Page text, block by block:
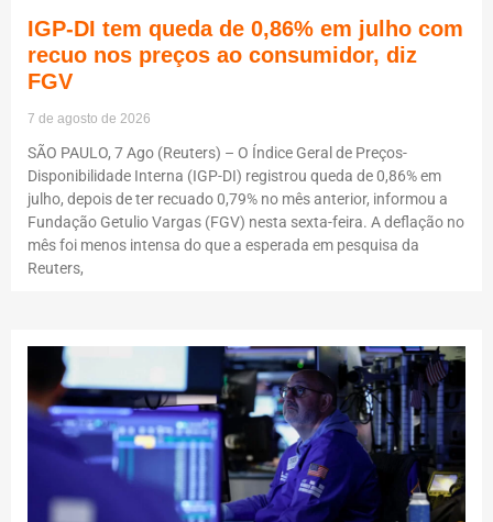
IGP-DI tem queda de 0,86% em julho com
recuo nos preços ao consumidor, diz
FGV
7 de agosto de 2026
SÃO PAULO, 7 Ago (Reuters) – O Índice Geral de Preços-
Disponibilidade Interna (IGP-DI) registrou queda de 0,86% em
julho, depois de ter recuado 0,79% no mês anterior, informou a
Fundação Getulio Vargas (FGV) nesta sexta-feira. A deflação no
mês foi menos intensa do que a esperada em pesquisa da
Reuters,